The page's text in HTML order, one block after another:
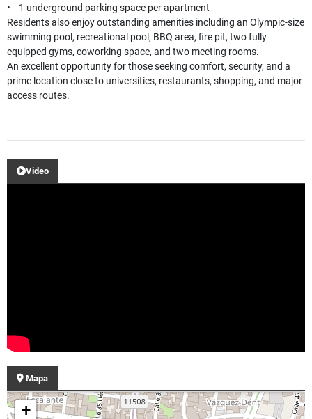
• 1 underground parking space per apartment
Residents also enjoy outstanding amenities including an Olympic-size
swimming pool, recreational pool, BBQ area, fire pit, two fully
equipped gyms, coworking space, and two meeting rooms.
An excellent opportunity for those seeking comfort, security, and a
prime location close to universities, restaurants, shopping, and major
access routes.
Video
Mapa
+